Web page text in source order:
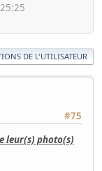
DE L'UTILISATEUR
#75
leur(s) photo(s)